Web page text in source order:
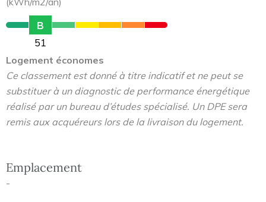
B
51
Logement économes
Ce classement est donné à titre indicatif et ne peut se
substituer à un diagnostic de performance énergétique
réalisé par un bureau d’études spécialisé. Un DPE sera
remis aux acquéreurs lors de la livraison du logement.
Emplacement
-